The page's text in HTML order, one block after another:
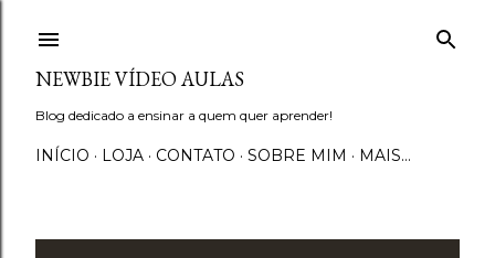
NEWBIE VÍDEO AULAS
Blog dedicado a ensinar a quem quer aprender!
INÍCIO LOJA CONTATO SOBRE MIM MAIS…